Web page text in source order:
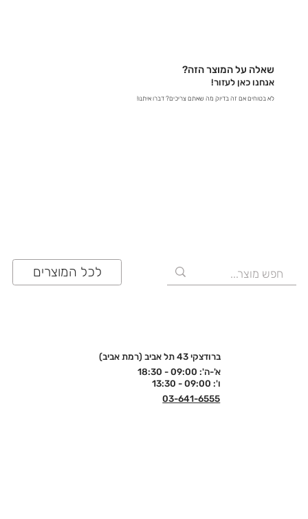
ולוודא שתעשו את הבחירה הנכונה!
שאלה על המוצר הזה?
אנחנו כאן לעזור!
לא בטוחים אם זה בדיוק מה שאתם צריכים? דברו איתנו!
לכל המוצרים
ברודצקי 43 תל אביב (רמת אביב)
א'-ה': 09:00 - 18:30
ו': 09:00 - 13:30
03-641-6555